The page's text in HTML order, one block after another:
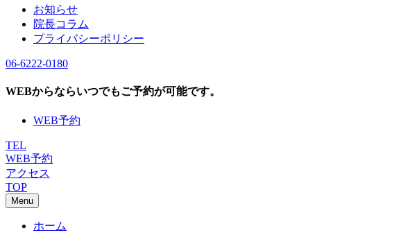
お知らせ
院長コラム
プライバシーポリシー
06-6222-0180
WEBからならいつでもご予約が可能です。
WEB予約
TEL
WEB予約
アクセス
TOP
Menu
ホーム